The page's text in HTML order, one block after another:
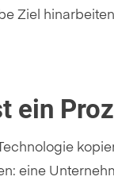
Ziel
ein
eine